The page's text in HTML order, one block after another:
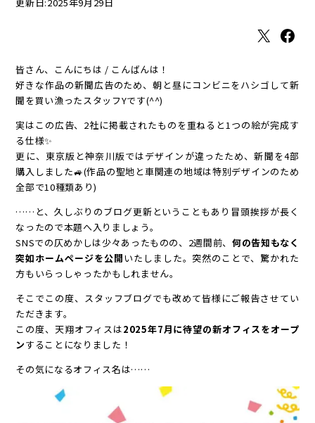
X Facebook
皆さん、こんにちは / こんばんは！
好きな作品の新聞広告のため、朝と昼にコンビニをハシゴして新
聞を買い漁ったスタッフYです(^^)
実はこの広告、2社に掲載されたものを重ねると1つの絵が完成す
る仕様✨
更に、東京版と神奈川版ではデザインが違ったため、新聞を4部
購入しました🚙(作品の聖地と車関連の地域は特別デザインのため
全部で10種類あり)
……と、久しぶりのブログ更新ということもあり冒頭挨拶が長く
なったので本題へ入りましょう。
SNSでの仄めかしは少々あったものの、2週間前、何の告知もなく
突如ホームページを公開いたしました。突然のことで、驚かれた
方もいらっしゃったかもしれません。
そこでこの度、スタッフブログでも改めて皆様にご報告させてい
ただきます。
この度、天翔オフィスは2025年7月に待望の新オフィスをオープ
ンすることになりました！
その気になるオフィス名は……